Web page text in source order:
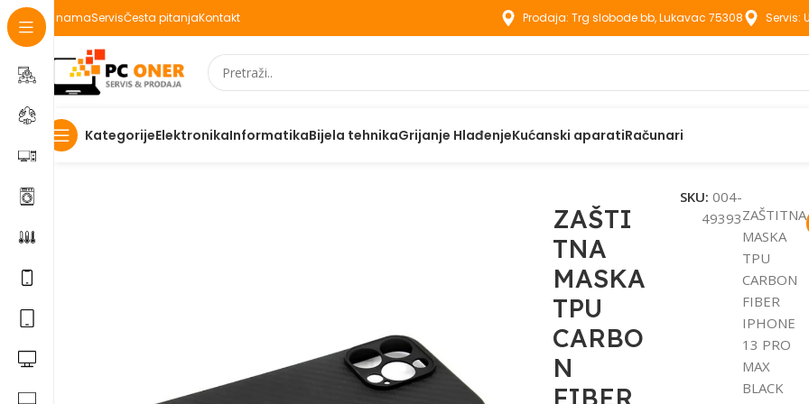
O namaServisČesta pitanjaKontakt Prodaja: Trg slobode bb, Lukavac 75308 Servis:
KategorijeElektronikaInformatikaBijela tehnikaGrijanje HlađenjeKućanski aparatiRačunari
Početna
ZAŠTI
TNA
MASKA
TPU
CARBO
N
FIBER
SKU: 004-
49393ZAŠTITNA
MASKA
TPU
CARBON
FIBER
IPHONE
13 PRO
MAX
BLACK